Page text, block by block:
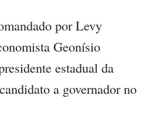
por Levy
Geonísio
estadual da
a governador no